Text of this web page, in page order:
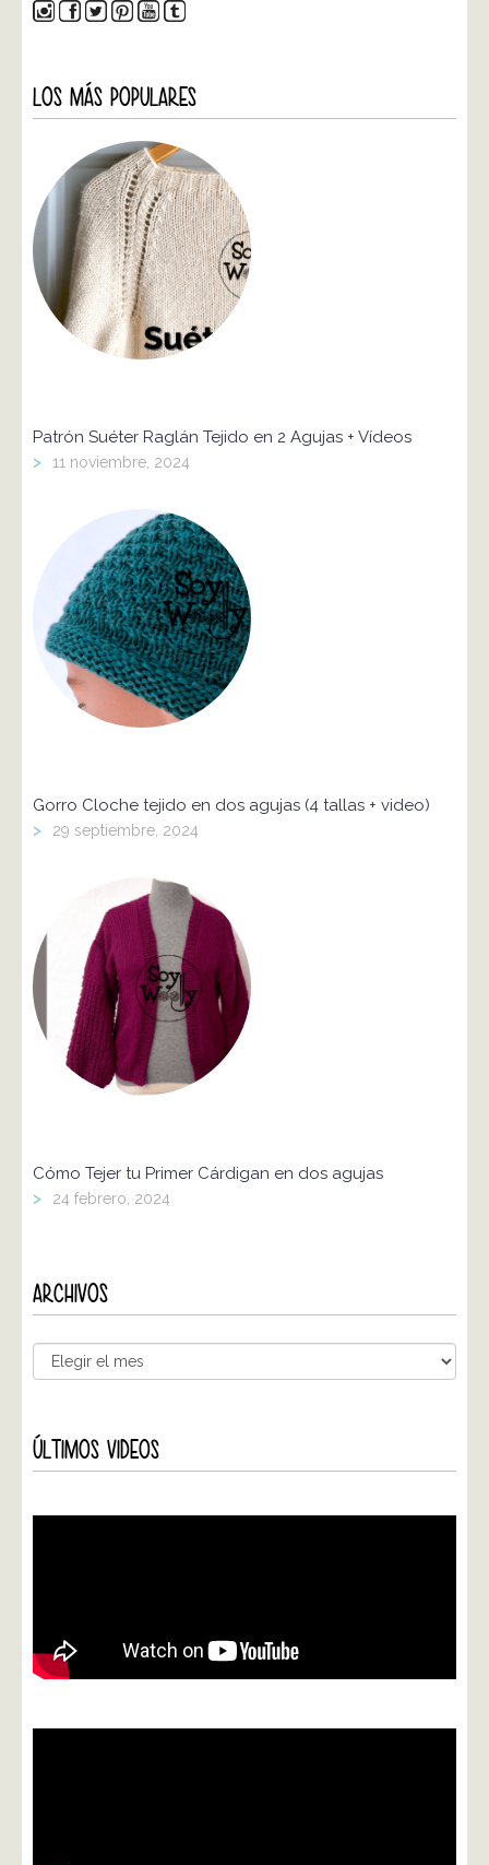
LOS MÁS POPULARES
Patrón Suéter Raglán Tejido en 2 Agujas + Vídeos
> 11 noviembre, 2024
Gorro Cloche tejido en dos agujas (4 tallas + video)
> 29 septiembre, 2024
Cómo Tejer tu Primer Cárdigan en dos agujas
> 24 febrero, 2024
ARCHIVOS
ÚLTIMOS VIDEOS